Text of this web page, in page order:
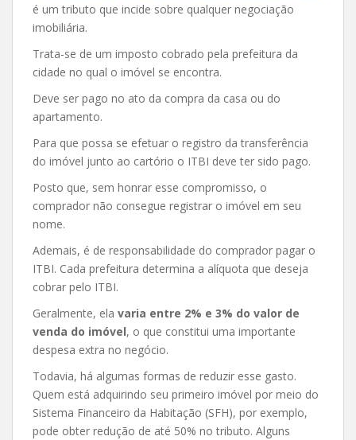
é um tributo que incide sobre qualquer negociação
imobiliária.
Trata-se de um imposto cobrado pela prefeitura da
cidade no qual o imóvel se encontra.
Deve ser pago no ato da compra da casa ou do
apartamento.
Para que possa se efetuar o registro da transferência
do imóvel junto ao cartório o ITBI deve ter sido pago.
Posto que, sem honrar esse compromisso, o
comprador não consegue registrar o imóvel em seu
nome.
Ademais, é de responsabilidade do comprador pagar o
ITBI. Cada prefeitura determina a alíquota que deseja
cobrar pelo ITBI.
Geralmente, ela varia entre 2% e 3% do valor de
venda do imóvel, o que constitui uma importante
despesa extra no negócio.
Todavia, há algumas formas de reduzir esse gasto.
Quem está adquirindo seu primeiro imóvel por meio do
Sistema Financeiro da Habitação (SFH), por exemplo,
pode obter redução de até 50% no tributo. Alguns